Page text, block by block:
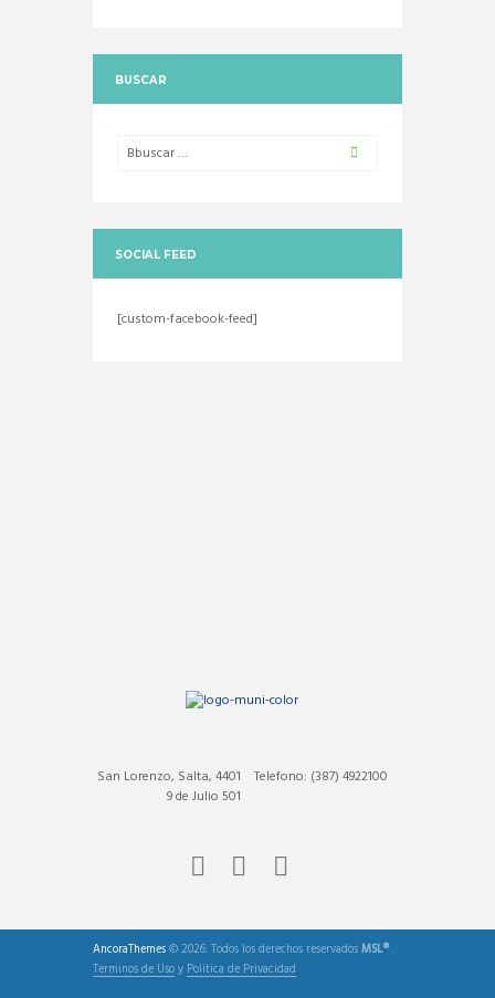
BUSCAR
SOCIAL FEED
[custom-facebook-feed]
Telefono: (387) 4922100
San Lorenzo, Salta, 4401
9 de Julio 501
AncoraThemes© 2026. Todos los derechos reservadosMSL®.
Terminos de Usoy Politica de Privacidad